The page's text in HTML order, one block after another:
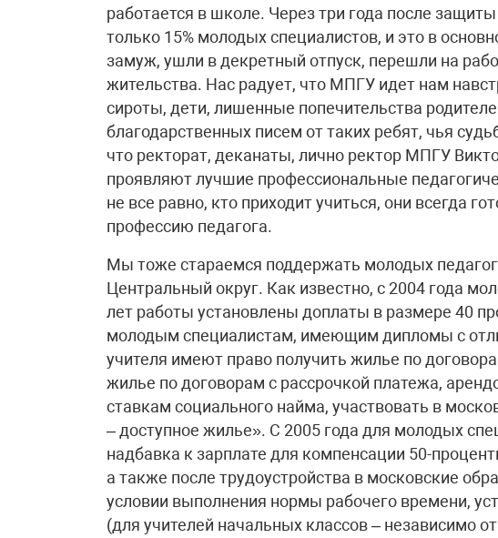
работается в школе. Через три года после
только 15% молодых специалистов, и это в
замуж, ушли в декретный отпуск, перешли на
жительства. Нас радует, что МПГУ идет нам
сироты, дети, лишенные попечительства
благодарственных писем от таких ребят, чья
что ректорат, деканаты, лично ректор МПГУ
проявляют лучшие профессиональные
не все равно, кто приходит учиться, они всегда
профессию педагога.
Мы тоже стараемся поддержать молодых
Центральный округ. Как известно, с 2004 года
лет работы установлены доплаты в размере 40
молодым специалистам, имеющим дипломы с
учителя имеют право получить жилье по
жилье по договорам с рассрочкой платежа,
ставкам социального найма, участвовать в
– доступное жилье». С 2005 года для молодых
надбавка к зарплате для компенсации 50-
а также после трудоустройства в московские
условии выполнения нормы рабочего времени,
(для учителей начальных классов – независимо